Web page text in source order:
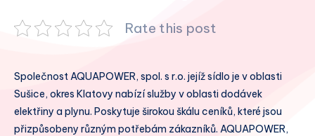
Rate this post
Společnost AQUAPOWER, spol. s r.o. jejíž sídlo je v oblasti
Sušice, okres Klatovy nabízí služby v oblasti dodávek
elektřiny a plynu. Poskytuje širokou škálu ceníků, které jsou
přizpůsobeny různým potřebám zákazníků. AQUAPOWER,